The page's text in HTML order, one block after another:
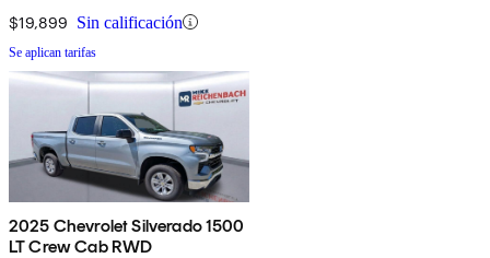
$19,899 Sin calificación
Se aplican tarifas
2025 Chevrolet Silverado 1500
LT Crew Cab RWD